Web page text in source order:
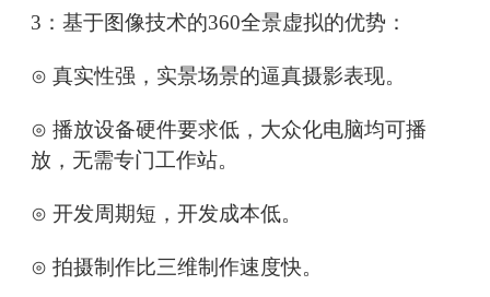
3：基于图像技术的360全景虚拟的优势：
⊙ 真实性强，实景场景的逼真摄影表现。
⊙ 播放设备硬件要求低，大众化电脑均可播
放，无需专门工作站。
⊙ 开发周期短，开发成本低。
⊙ 拍摄制作比三维制作速度快。